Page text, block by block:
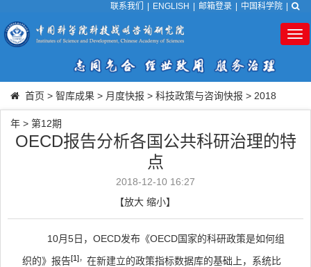
联系我们 ENGLISH 邮箱登录 中国科学院
首页 > 智库成果 > 月度快报 > 科技政策与咨询快报 > 2018
年 > 第12期
OECD报告分析各国公共科研治理的特
点
2018-12-10 16:27
【放大 缩小】
10月5日，OECD发布《OECD国家的科研政策是如何组
织的》报告[1]，在新建立的政策指标数据库的基础上，系统比